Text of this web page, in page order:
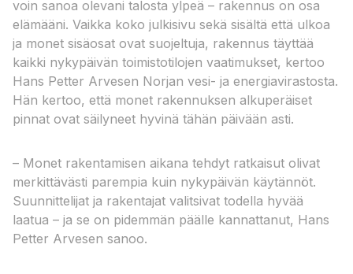
voin sanoa olevani talosta ylpeä – rakennus on osa
elämääni. Vaikka koko julkisivu sekä sisältä että ulkoa
ja monet sisäosat ovat suojeltuja, rakennus täyttää
kaikki nykypäivän toimistotilojen vaatimukset, kertoo
Hans Petter Arvesen Norjan vesi- ja energiavirastosta.
Hän kertoo, että monet rakennuksen alkuperäiset
pinnat ovat säilyneet hyvinä tähän päivään asti.
– Monet rakentamisen aikana tehdyt ratkaisut olivat
merkittävästi parempia kuin nykypäivän käytännöt.
Suunnittelijat ja rakentajat valitsivat todella hyvää
laatua – ja se on pidemmän päälle kannattanut, Hans
Petter Arvesen sanoo.